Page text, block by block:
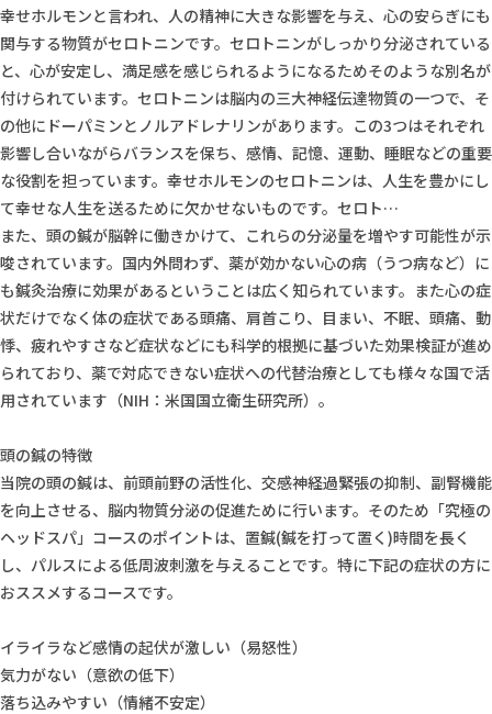
幸せホルモンと言われ、人の精神に大きな影響を与え、心の安らぎにも
関与する物質がセロトニンです。セロトニンがしっかり分泌されている
と、心が安定し、満足感を感じられるようになるためそのような別名が
付けられています。セロトニンは脳内の三大神経伝達物質の一つで、そ
の他にドーパミンとノルアドレナリンがあります。この3つはそれぞれ
影響し合いながらバランスを保ち、感情、記憶、運動、睡眠などの重要
な役割を担っています。幸せホルモンのセロトニンは、人生を豊かにし
て幸せな人生を送るために欠かせないものです。セロト…
また、頭の鍼が脳幹に働きかけて、これらの分泌量を増やす可能性が示
唆されています。国内外問わず、薬が効かない心の病（うつ病など）に
も鍼灸治療に効果があるということは広く知られています。また心の症
状だけでなく体の症状である頭痛、肩首こり、目まい、不眠、頭痛、動
悸、疲れやすさなど症状などにも科学的根拠に基づいた効果検証が進め
られており、薬で対応できない症状への代替治療としても様々な国で活
用されています（NIH：米国国立衛生研究所）。
頭の鍼の特徴
当院の頭の鍼は、前頭前野の活性化、交感神経過緊張の抑制、副腎機能
を向上させる、脳内物質分泌の促進ために行います。そのため「究極の
ヘッドスパ」コースのポイントは、置鍼(鍼を打って置く)時間を長く
し、パルスによる低周波刺激を与えることです。特に下記の症状の方に
おススメするコースです。
イライラなど感情の起伏が激しい（易怒性）
気力がない（意欲の低下）
落ち込みやすい（情緒不安定）